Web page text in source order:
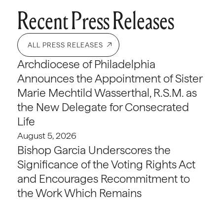
Recent Press Releases
ALL PRESS RELEASES
Archdiocese of Philadelphia
Announces the Appointment of Sister
Marie Mechtild Wasserthal, R.S.M. as
the New Delegate for Consecrated
Life
August 5, 2026
Bishop Garcia Underscores the
Significance of the Voting Rights Act
and Encourages Recommitment to
the Work Which Remains